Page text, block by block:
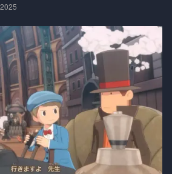
Namco) care intră în lineup, un mic moment